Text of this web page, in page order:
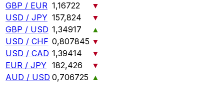
GBP / EUR 1,16722
▼
USD / JPY 157,824
▼
GBP / USD 1,34917
▲
USD / CHF 0,807845 ▼
USD / CAD 1,39414
▼
EUR / JPY 182,426
▼
AUD / USD 0,706725 ▲